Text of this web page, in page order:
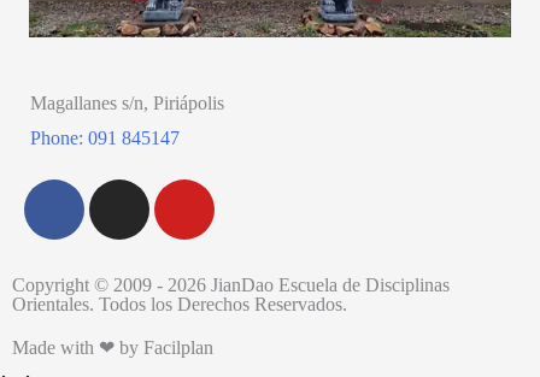
Magallanes s/n, Piriápolis
Phone: 091 845147
Copyright © 2009 - 2026 JianDao Escuela de Disciplinas
Orientales. Todos los Derechos Reservados.
Made with ❤ by Facilplan